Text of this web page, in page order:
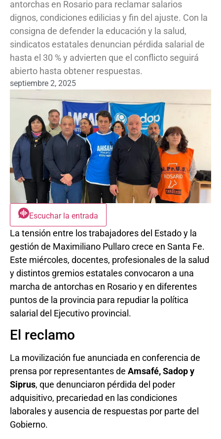
antorchas en Rosario para reclamar salarios
dignos, condiciones edilicias y fin del ajuste. Con la
consigna de defender la educación y la salud,
sindicatos estatales denuncian pérdida salarial de
hasta el 30 % y advierten que el conflicto seguirá
abierto hasta obtener respuestas.
septiembre 2, 2025
Escuchar la entrada
La tensión entre los trabajadores del Estado y la
gestión de Maximiliano Pullaro crece en Santa Fe.
Este miércoles, docentes, profesionales de la salud
y distintos gremios estatales convocaron a una
marcha de antorchas en Rosario y en diferentes
puntos de la provincia para repudiar la política
salarial del Ejecutivo provincial.
El reclamo
La movilización fue anunciada en conferencia de
prensa por representantes de Amsafé, Sadop y
Siprus, que denunciaron pérdida del poder
adquisitivo, precariedad en las condiciones
laborales y ausencia de respuestas por parte del
Gobierno.